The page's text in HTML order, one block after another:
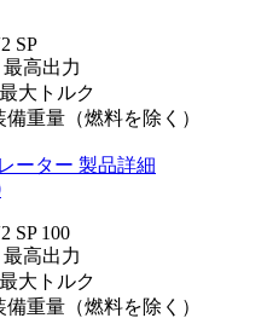
SP
最高出力
最大トルク
備重量（燃料を除く）
ーター 製品詳細
SP 100
最高出力
最大トルク
備重量（燃料を除く）